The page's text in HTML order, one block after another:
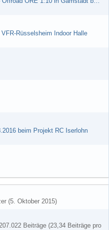
Rüsselsheim Indoor Halle
beim Projekt RC Iserlohn
(5. Oktober 2015)
Beiträge (23,34 Beiträge pro